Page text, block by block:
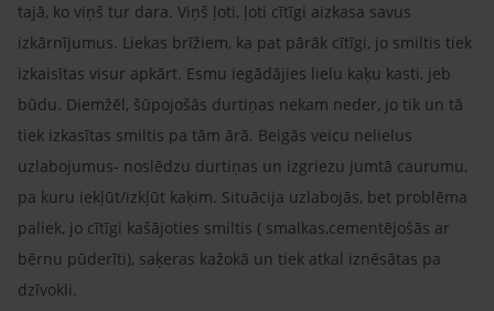
tajā, ko viņš tur dara. Viņš ļoti, ļoti cītīgi aizkasa savus
izkārnījumus. Liekas brīžiem, ka pat pārāk cītīgi, jo smiltis tiek
izkaisītas visur apkārt. Esmu iegādājies lielu kaķu kasti, jeb
būdu. Diemžēl, šūpojošās durtiņas nekam neder, jo tik un tā
tiek izkasītas smiltis pa tām ārā. Beigās veicu nelielus
uzlabojumus- noslēdzu durtiņas un izgriezu jumtā caurumu,
pa kuru iekļūt/izkļūt kaķim. Situācija uzlabojās, bet problēma
paliek, jo cītīgi kašājoties smiltis ( smalkas,cementējošās ar
bērnu pūderīti), saķeras kažokā un tiek atkal iznēsātas pa
dzīvokli.